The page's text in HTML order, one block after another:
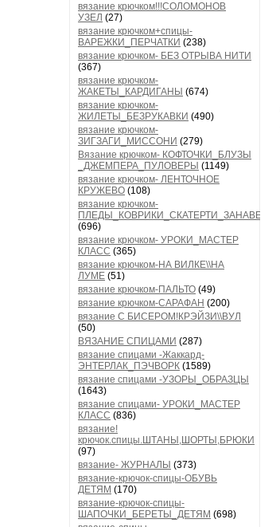
вязание крючком!!!СОЛОМОНОВ
УЗЕЛ (27)
вязание крючком+спицы-
ВАРЕЖКИ_ПЕРЧАТКИ (238)
вязание крючком- БЕЗ ОТРЫВА НИТИ
(367)
вязание крючком-
ЖАКЕТЫ_КАРДИГАНЫ (674)
вязание крючком-
ЖИЛЕТЫ_БЕЗРУКАВКИ (490)
вязание крючком-
ЗИГЗАГИ_МИССОНИ (279)
Вязание крючком- КОФТОЧКИ_БЛУЗЫ
_ДЖЕМПЕРА_ПУЛОВЕРЫ (1149)
вязание крючком- ЛЕНТОЧНОЕ
КРУЖЕВО (108)
вязание крючком-
ПЛЕДЫ_КОВРИКИ_СКАТЕРТИ_ЗАНАВЕСКИ
(696)
вязание крючком- УРОКИ_МАСТЕР
КЛАСС (365)
вязание крючком-НА ВИЛКЕ\\НА
ЛУМЕ (51)
вязание крючком-ПАЛЬТО (49)
вязание крючком-САРАФАН (200)
вязание С БИСЕРОМ!КРЭЙЗИ\\ВУЛ
(50)
ВЯЗАНИЕ СПИЦАМИ (287)
вязание спицами -Жаккард-
ЭНТЕРЛАК_ПЭЧВОРК (1589)
вязание спицами -УЗОРЫ_ОБРАЗЦЫ
(1643)
вязание спицами- УРОКИ_МАСТЕР
КЛАСС (836)
вязание!
крючок.спицы.ШТАНЫ,ШОРТЫ,БРЮКИ
(97)
вязание- ЖУРНАЛЫ (373)
вязание-крючок-спицы-ОБУВЬ
ДЕТЯМ (170)
вязание-крючок-спицы-
ШАПОЧКИ_БЕРЕТЫ_ДЕТЯМ (698)